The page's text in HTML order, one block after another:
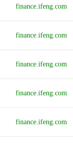
finance.ifeng.com
finance.ifeng.com
finance.ifeng.com
finance.ifeng.com
finance.ifeng.com